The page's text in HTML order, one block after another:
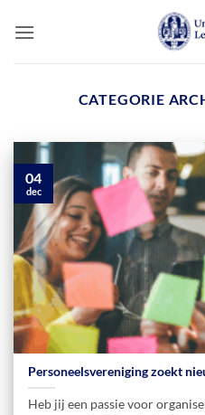
naar
CATEGORIE
Personeelsvereniging zoekt
Heb jij een passie voor
04
dec